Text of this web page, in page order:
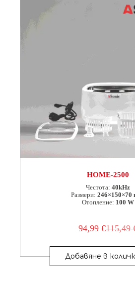
HOME-2500
Честота: 40kHz
Размери: 246×150×70
Отопление: 100 W
115,49
Original
115,49
94,99 €
94,99 €.
Добавяне в